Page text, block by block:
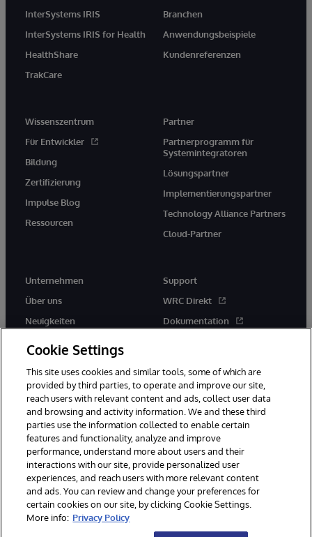
InterSystems IRIS
InterSystems IRIS for Health
HealthShare
TrakCare
Branchen
Anwendungsbeispiele
Kundenreferenzen
Wissenszentrum
Für Entwickler
Bildung
Zertifizierung
Impulse Blog
Ressourcen
Partner
Partnerprogramm für
Systemintegratoren
Lösungspartner
Implementierungspartner
Technology Alliance Partners
Cloud-Partner
Unternehmen
Über uns
Neuigkeiten
Support
WRC Direkt
Dokumentation
© 1996-2026 InterSystems Corporation, Boston, MA. Alle Rechte
vorbehalten.
Mitteilungen/Geschäftsbedingungen
Erklärung zum Datenschutz
Geld-zurück-Garantie
Impressum Barrierefreiheit
Cookie Settings
This site uses cookies and similar tools, some of which are
provided by third parties, to operate and improve our site,
reach users with relevant content and ads, collect user data
and browsing and activity information. We and these third
parties use the information collected to enable certain
features and functionality, analyze and improve
performance, understand more about users and their
interactions with our site, provide personalized user
experiences, and reach users with more relevant content
and ads. You can review and change your preferences for
certain cookies on our site, by clicking Cookie Settings.
More info: Privacy Policy